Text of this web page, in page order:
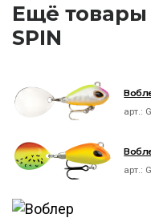
Ещё товары
SPIN
арт.:
арт.: